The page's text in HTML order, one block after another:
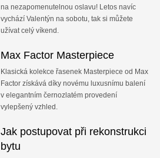
na nezapomenutelnou oslavu! Letos navíc
vychází Valentýn na sobotu, tak si můžete
užívat celý víkend.
Max Factor Masterpiece
Klasická kolekce řasenek Masterpiece od Max
Factor získává díky novému luxusnímu balení
v elegantním černozlatém provedení
vylepšený vzhled.
Jak postupovat při rekonstrukci
bytu